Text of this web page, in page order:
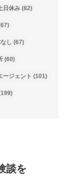
日休み(82)
し (67)
(60)
ージェント (101)
談を